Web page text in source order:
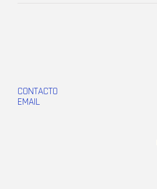
CONTACTO
EMAIL